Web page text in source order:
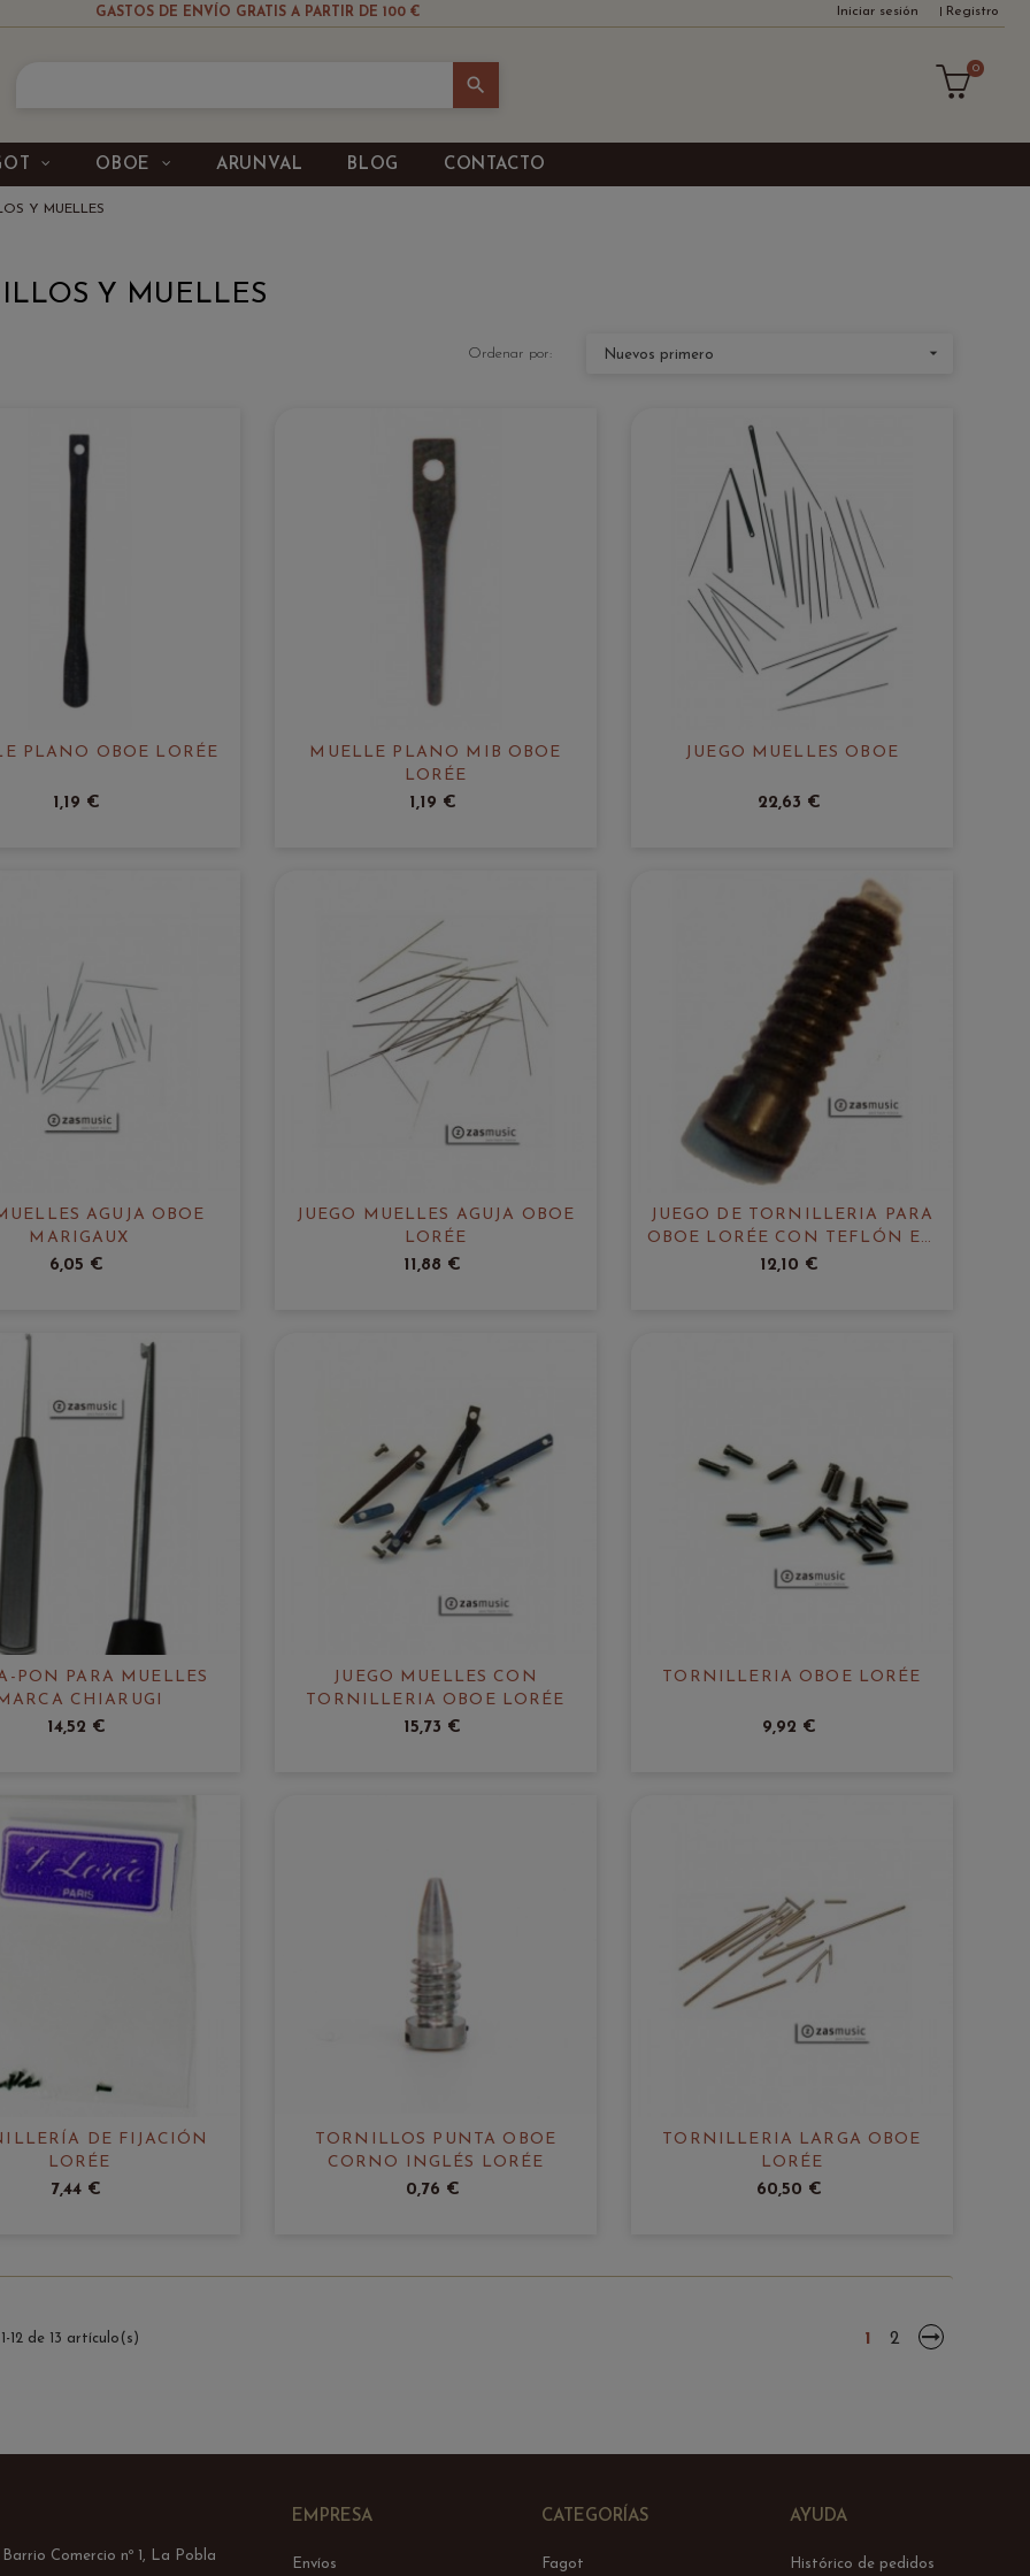
GASTOS DE ENVÍO GRATIS A PARTIR DE 100 € Iniciar sesión Registro
search
0
OBOE ARUNVAL BLOG CONTACTO
Y MUELLES
Y MUELLES
Ordenar por: Nuevos primero 
PLANO OBOE LORÉE
1,19 €
MUELLE PLANO MIB OBOE
LORÉE
1,19 €
JUEGO MUELLES OBOE
22,63 €
AGUJA OBOE
MARIGAUX
6,05 €
JUEGO MUELLES AGUJA OBOE
LORÉE
11,88 €
JUEGO DE TORNILLERIA PARA
OBOE LORÉE CON TEFLÓN EN
LA PUNTA
12,10 €
PON PARA MUELLES
CHIARUGI
14,52 €
JUEGO MUELLES CON
TORNILLERIA OBOE LORÉE
15,73 €
TORNILLERIA OBOE LORÉE
9,92 €
DE FIJACIÓN
LORÉE
7,44 €
TORNILLOS PUNTA OBOE
CORNO INGLÉS LORÉE
0,76 €
TORNILLERIA LARGA OBOE
LORÉE
60,50 €
12 de 13 artículo(s) 1 2
Comercio nº 1, La Pobla
EMPRESA
Envíos
CATEGORÍAS
Fagot
AYUDA
Histórico de pedidos